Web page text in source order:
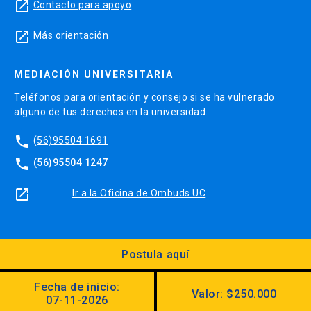
Postula aquí
Fecha de inicio:
07-11-2026
Valor: $250.000
launch Contacto para apoyo
launch Más orientación
MEDIACIÓN UNIVERSITARIA
Teléfonos para orientación y consejo si se ha vulnerado
alguno de tus derechos en la universidad.
phone (56)95504 1691
phone (56)95504 1247
launch Ir a la Oficina de Ombuds UC
Utilizando el Kit Digital UC